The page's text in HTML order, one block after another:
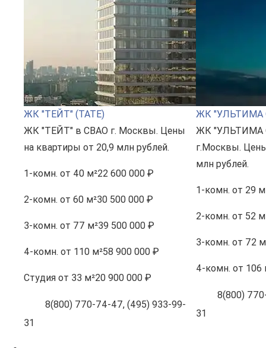
ЖК "ТЕЙТ" (TATE)
ЖК "ТЕЙТ" в СВАО г. Москвы. Цены
на квартиры от 20,9 млн рублей.
1-комн. от 40 м²22 600 000 ₽
2-комн. от 60 м²30 500 000 ₽
3-комн. от 77 м²39 500 000 ₽
4-комн. от 110 м²58 900 000 ₽
Студия от 33 м²20 900 000 ₽
8(800) 770-74-47, (495) 933-99-
31
ЖК "УЛЬТИМА
ЖК "УЛЬТИМА
г.Москвы.
млн рублей.
1-комн. от 29
2-комн. от 52
3-комн. от 72
4-комн. от 106
8(800)
31